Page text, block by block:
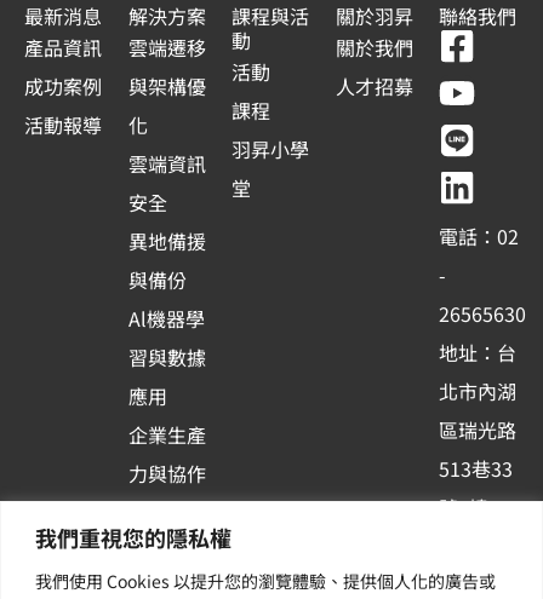
我們重視您的隱私權
我們使用 Cookies 以提升您的瀏覽體驗、提供個人化的廣告或
最新消息
產品資訊
成功案例
活動報導
解決方案
雲端遷移
與架構優
化
雲端資訊
安全
異地備援
與備份
Al機器學
習與數據
應用
企業生產
力與協作
台應用
其他／加
課程與活
動
活動
課程
羽昇小學
堂
關於羽昇
關於我們
人才招募
聯絡我們
F
a
c
e
b
o
o
k
-
s
q
u
a
r
Y
o
u
t
u
b
e
L
i
n
e
L
i
n
k
e
d
i
n
電話：02
-
26565630
地址：台
北市內湖
區瑞光路
513巷33
號6樓
新訊 | 提